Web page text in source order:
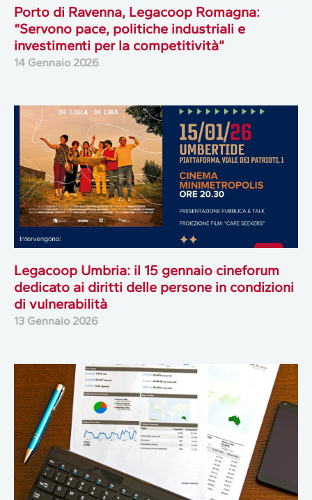
Porto di Ravenna, Legacoop Romagna:
“Servono pace, politiche industriali e
investimenti per la competitività”
14 Gennaio 2026
Legacoop Umbria: il 15 gennaio cineforum
dedicato ai diritti delle persone in condizioni
di vulnerabilità
13 Gennaio 2026